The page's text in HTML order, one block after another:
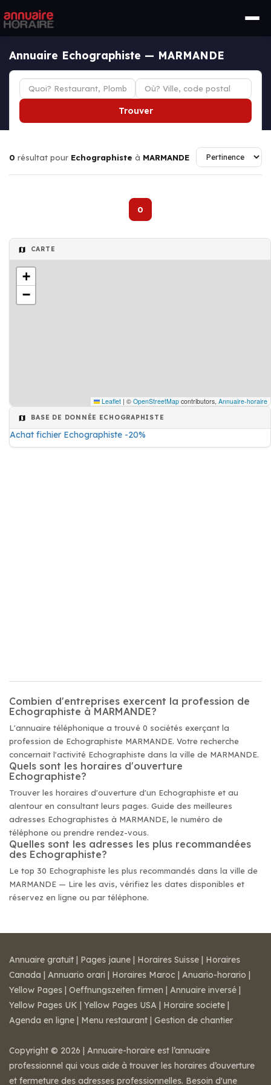
Annuaire Echographiste — MARMANDE
Trouver
0 résultat pour Echographiste à MARMANDE
0
CARTE
+
−
Leaflet | © OpenStreetMap contributors, Annuaire-horaire
BASE DE DONNÉE ECHOGRAPHISTE
Achat fichier Echographiste -20%
Combien d'entreprises exercent la profession de
Echographiste à MARMANDE?
L'annuaire téléphonique a trouvé 0 sociétés exerçant la
profession de Echographiste MARMANDE. Votre recherche
concernait l'activité Echographiste dans la ville de MARMANDE.
Quels sont les horaires d'ouverture
Echographiste?
Trouver les horaires d'ouverture d'un Echographiste et au
alentour en consultant leurs pages. Guide des meilleures
adresses Echographistes à MARMANDE, le numéro de
téléphone ou prendre rendez-vous.
Quelles sont les adresses les plus recommandées
des Echographiste?
Le top 30 Echographiste les plus recommandés dans la ville de
MARMANDE — Lire les avis, vérifiez les dates disponibles et
réservez en ligne ou par téléphone.
Annuaire gratuit | Pages jaune | Horaires Suisse | Horaires
Canada | Annuario orari | Horaires Maroc | Anuario-horario |
Yellow Pages | Oeffnungszeiten firmen | Annuaire inversé |
Yellow Pages UK | Yellow Pages USA | Horaire societe |
Agenda en ligne | Menu restaurant | Gestion de chantier
Copyright © 2026 | Annuaire-horaire est l’annuaire
professionnel qui vous aide à trouver les horaires d’ouverture
et fermeture des adresses professionnelles. Besoin d'une